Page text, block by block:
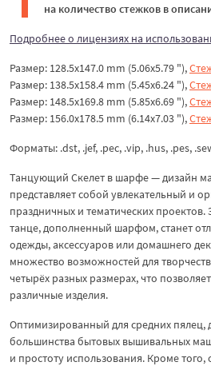
на количество стежков в
Подробнее о лицензиях на
Размер: 128.5x147.0 mm (5.06x5.79 "),
Размер: 138.5x158.4 mm (5.45x6.24 "),
Размер: 148.5x169.8 mm (5.85x6.69 "),
Размер: 156.0x178.5 mm (6.14x7.03 "),
Форматы: .dst, .jef, .pec, .vip, .hus, .pes,
Танцующий Скелет в шарфе — дизайн
представляет собой увлекательный и
праздничных и тематических проектов.
танце, дополненный шарфом, станет
одежды, аксессуаров или домашнего
множество возможностей для
четырёх разных размерах, что
различные изделия.
Оптимизированный для средних пялец,
большинства бытовых вышивальных
и простоту использования. Кроме того,